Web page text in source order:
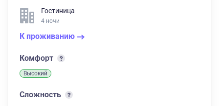
Гостиница
4 ночи
К проживанию
Комфорт
Высокий
Сложность